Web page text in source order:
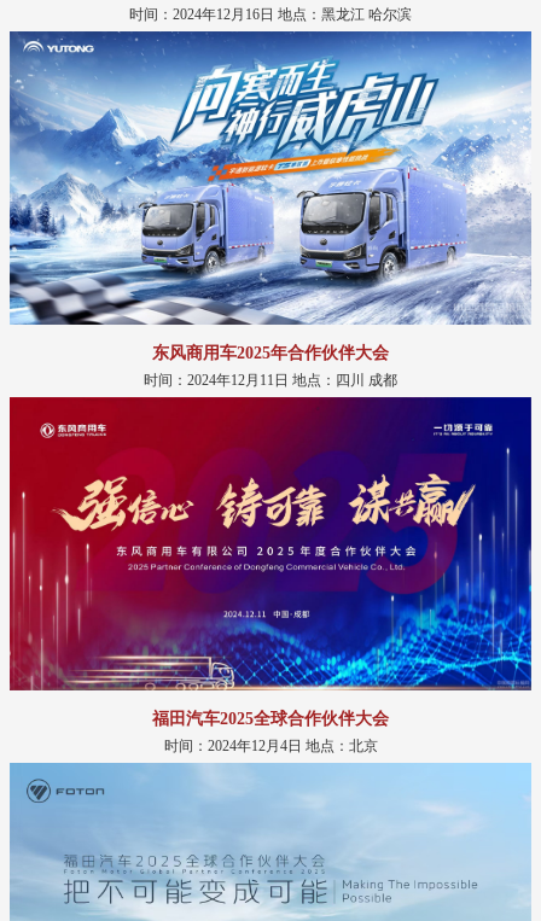
时间：2024年12月16日 地点：黑龙江 哈尔滨
东风商用车2025年合作伙伴大会
时间：2024年12月11日 地点：四川 成都
福田汽车2025全球合作伙伴大会
时间：2024年12月4日 地点：北京